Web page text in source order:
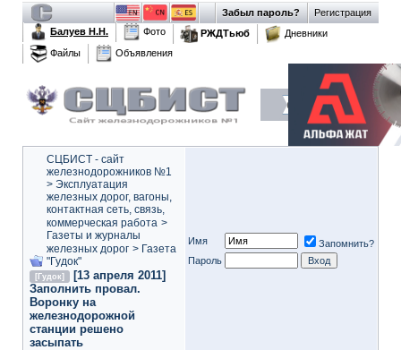
Регистрация
Забыл пароль?
Балуев Н.Н.
Фото РЖДТьюб
Дневники
Файлы
Объявления
СЦБИСТ - сайт
железнодорожников №1
> Эксплуатация
железных дорог, вагоны,
контактная сеть, связь,
коммерческая работа >
Газеты и журналы
железных дорог > Газета
"Гудок"
[Гудок]
[13 апреля 2011]
Заполнить провал.
Воронку на
железнодорожной
станции решено
засыпать
Имя
Запомнить?
Пароль